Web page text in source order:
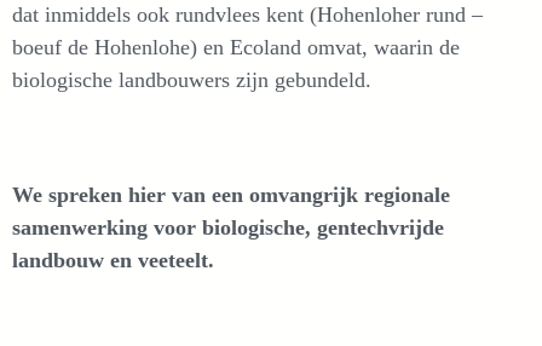
dat inmiddels ook rundvlees kent (Hohenloher rund –
boeuf de Hohenlohe) en Ecoland omvat, waarin de
biologische landbouwers zijn gebundeld.
We spreken hier van een omvangrijk regionale
samenwerking voor biologische, gentechvrijde
landbouw en veeteelt.